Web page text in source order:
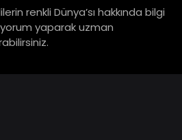
renkli Dünya’sı hakkında bilgi
yaparak uzman